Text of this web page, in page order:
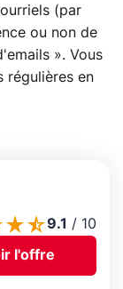
(par
ou non de
». Vous
régulières en
9.1 / 10
l'offre